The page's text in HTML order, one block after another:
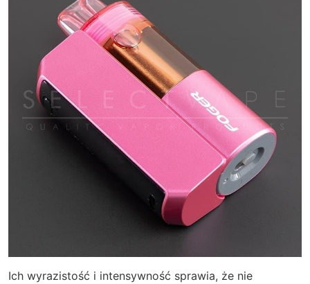
Ich wyrazistość i intensywność sprawia, że nie